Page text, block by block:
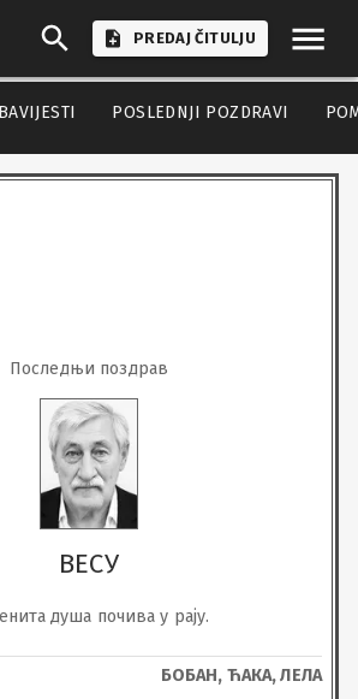
PREDAJ ČITULJU
POSLEDNJI POZDRAVI
Последњи поздрав
ВЕСУ
душа почива у рају.
БОБАН, ЋАКА, ЛЕЛА